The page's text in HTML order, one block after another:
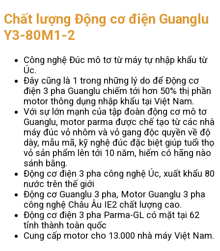
Chất lượng Động cơ điện Guanglu
Y3-80M1-2
Công nghệ Đúc mô tơ từ máy tự nhập khẩu từ
Úc.
Đây cũng là 1 trong những lý do để Động cơ
điện 3 pha Guanglu chiếm tới hơn 50% thị phần
motor thông dụng nhập khẩu tại Việt Nam.
Với sự lớn mạnh của tập đoàn động cơ mô tơ
Guanglu, motor parma được chế tạo từ các nhà
máy đúc vỏ nhôm và vỏ gang độc quyền về độ
dày, mẫu mã, kỹ nghệ đúc đặc biệt giúp tuổi thọ
vỏ sản phẩm lên tới 10 năm, hiếm có hãng nào
sánh bằng.
Động cơ điện 3 pha công nghệ Úc, xuất khẩu 80
nước trên thế giới
Động cơ Guanglu 3 pha, Motor Guanglu 3 pha
công nghệ Châu Âu IE2 chất lượng cao.
Động cơ điện 3 pha Parma-GL có mặt tại 62
tỉnh thành toàn quốc
Cung cấp motor cho 13.000 nhà máy Việt Nam.